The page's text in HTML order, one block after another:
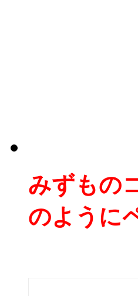
みずもの
のように